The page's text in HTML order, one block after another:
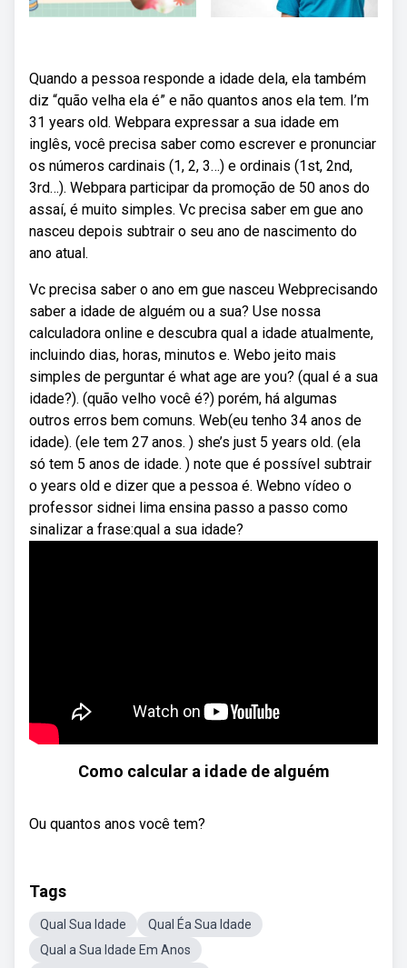
Quando a pessoa responde a idade dela, ela também
diz “quão velha ela é” e não quantos anos ela tem. I’m
31 years old. Webpara expressar a sua idade em
inglês, você precisa saber como escrever e pronunciar
os números cardinais (1, 2, 3…) e ordinais (1st, 2nd,
3rd…). Webpara participar da promoção de 50 anos do
assaí, é muito simples. Vc precisa saber em gue ano
nasceu depois subtrair o seu ano de nascimento do
ano atual.
Vc precisa saber o ano em gue nasceu Webprecisando
saber a idade de alguém ou a sua? Use nossa
calculadora online e descubra qual a idade atualmente,
incluindo dias, horas, minutos e. Webo jeito mais
simples de perguntar é what age are you? (qual é a sua
idade?). (quão velho você é?) porém, há algumas
outros erros bem comuns. Web(eu tenho 34 anos de
idade). (ele tem 27 anos. ) she’s just 5 years old. (ela
só tem 5 anos de idade. ) note que é possível subtrair
o years old e dizer que a pessoa é. Webno vídeo o
professor sidnei lima ensina passo a passo como
sinalizar a frase:qual a sua idade?
Como calcular a idade de alguém
Ou quantos anos você tem?
Tags
Qual Sua Idade
Qual Éa Sua Idade
Qual a Sua Idade Em Anos